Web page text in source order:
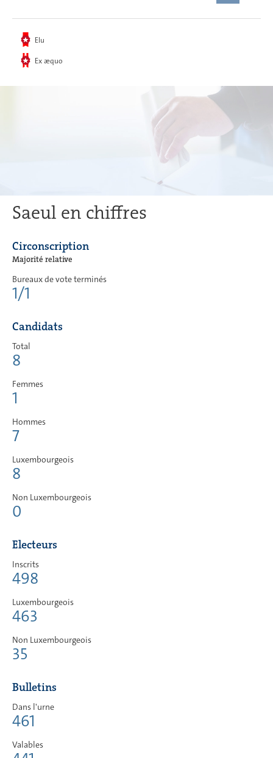
Elu
Ex æquo
Saeul en chiffres
Circonscription
Majorité relative
Bureaux de vote terminés
1/1
Candidats
Total
8
Femmes
1
Hommes
7
Luxembourgeois
8
Non Luxembourgeois
0
Electeurs
Inscrits
498
Luxembourgeois
463
Non Luxembourgeois
35
Bulletins
Dans l'urne
461
Valables